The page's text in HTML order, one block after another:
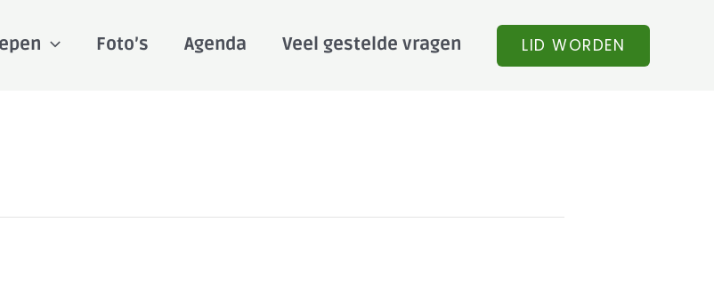
Foto’s Agenda Veel gestelde vragen LID WORDEN